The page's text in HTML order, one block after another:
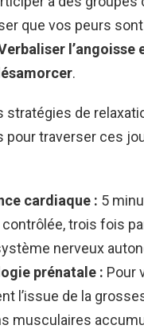
que vos peurs
l’angoisse
.
stratégies de
pour traverser ces
cardiaque : 5
trois fois
nerveux
prénatale : Pour
l’issue de la
musculaires